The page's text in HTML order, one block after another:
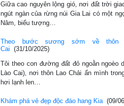
Giữa cao nguyên lộng gió, nơi đất trời
ngút ngàn của rừng núi Gia Lai có một
Nâm, biểu tượng…
Theo bước sương sớm về
Cai (31/10/2025)
Tôi theo con đường đất đỏ ngoằn ngoèo
Lào Cai), nơi thôn Lao Chải ẩn mình
hơi lạnh len…
Khám phá vẻ đẹp độc đáo hang Kia (09/